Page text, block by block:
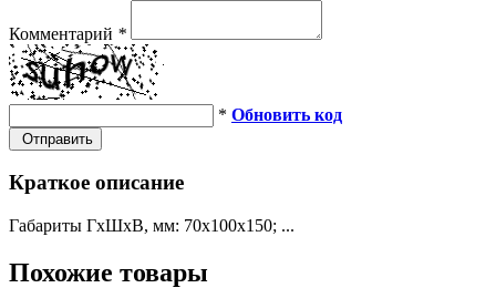
Комментарий *
* Обновить код
Отправить
Краткое описание
Габариты ГхШхВ, мм: 70х100х150; ...
Похожие товары